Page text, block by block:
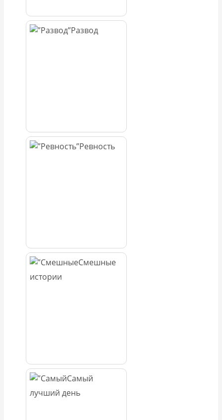
Развод
Ревность
Смешные
истории
Самый
лучший день